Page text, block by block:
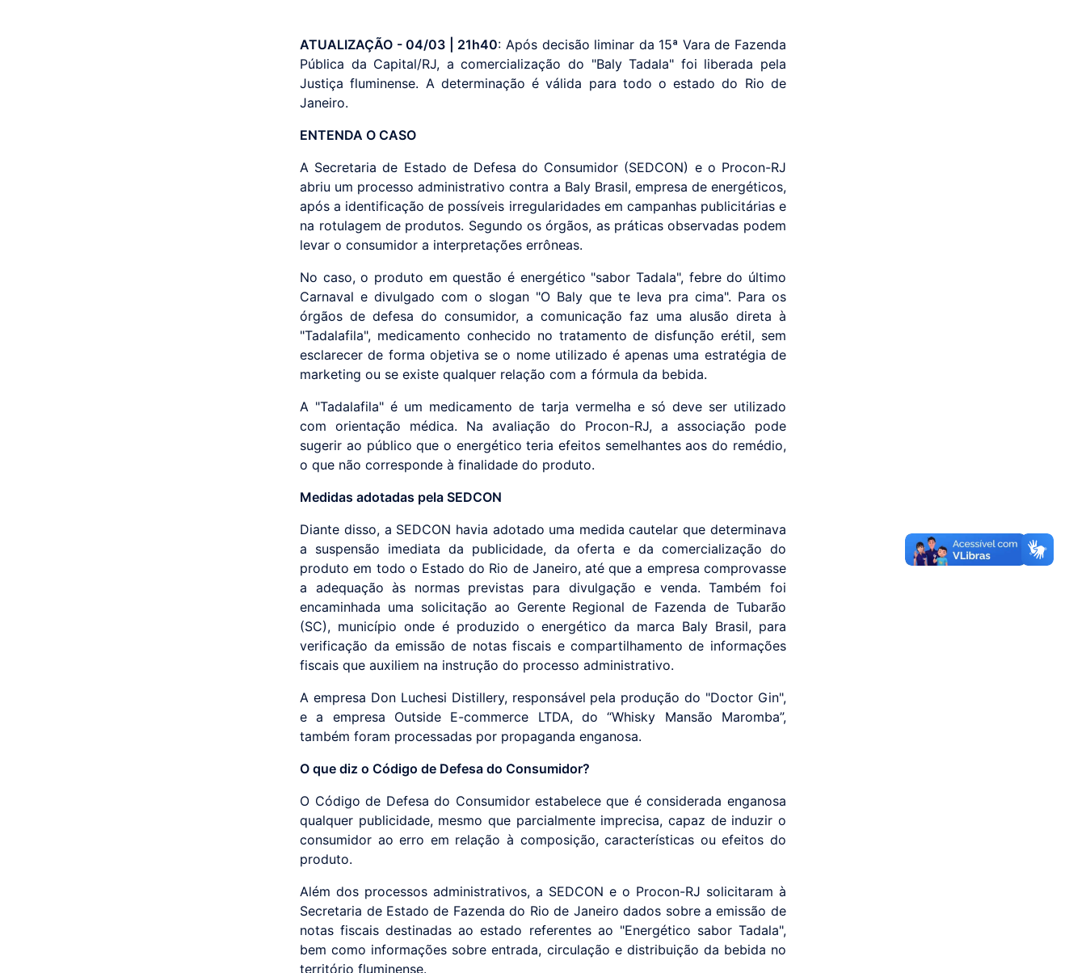
ATUALIZAÇÃO - 04/03 | 21h40: Após decisão liminar da 15ª Vara de Fazenda
Pública da Capital/RJ, a comercialização do "Baly Tadala" foi liberada pela
Justiça fluminense. A determinação é válida para todo o estado do Rio de
Janeiro.
ENTENDA O CASO
A Secretaria de Estado de Defesa do Consumidor (SEDCON) e o Procon-RJ
abriu um processo administrativo contra a Baly Brasil, empresa de energéticos,
após a identificação de possíveis irregularidades em campanhas publicitárias e
na rotulagem de produtos. Segundo os órgãos, as práticas observadas podem
levar o consumidor a interpretações errôneas.
No caso, o produto em questão é energético "sabor Tadala", febre do último
Carnaval e divulgado com o slogan "O Baly que te leva pra cima". Para os
órgãos de defesa do consumidor, a comunicação faz uma alusão direta à
"Tadalafila", medicamento conhecido no tratamento de disfunção erétil, sem
esclarecer de forma objetiva se o nome utilizado é apenas uma estratégia de
marketing ou se existe qualquer relação com a fórmula da bebida.
A "Tadalafila" é um medicamento de tarja vermelha e só deve ser utilizado
com orientação médica. Na avaliação do Procon-RJ, a associação pode
sugerir ao público que o energético teria efeitos semelhantes aos do remédio,
o que não corresponde à finalidade do produto.
Medidas adotadas pela SEDCON
Diante disso, a SEDCON havia adotado uma medida cautelar que determinava
a suspensão imediata da publicidade, da oferta e da comercialização do
produto em todo o Estado do Rio de Janeiro, até que a empresa comprovasse
a adequação às normas previstas para divulgação e venda. Também foi
encaminhada uma solicitação ao Gerente Regional de Fazenda de Tubarão
(SC), município onde é produzido o energético da marca Baly Brasil, para
verificação da emissão de notas fiscais e compartilhamento de informações
fiscais que auxiliem na instrução do processo administrativo.
A empresa Don Luchesi Distillery, responsável pela produção do "Doctor Gin",
e a empresa Outside E-commerce LTDA, do “Whisky Mansão Maromba”,
também foram processadas por propaganda enganosa.
O que diz o Código de Defesa do Consumidor?
O Código de Defesa do Consumidor estabelece que é considerada enganosa
qualquer publicidade, mesmo que parcialmente imprecisa, capaz de induzir o
consumidor ao erro em relação à composição, características ou efeitos do
produto.
Além dos processos administrativos, a SEDCON e o Procon-RJ solicitaram à
Secretaria de Estado de Fazenda do Rio de Janeiro dados sobre a emissão de
notas fiscais destinadas ao estado referentes ao "Energético sabor Tadala",
bem como informações sobre entrada, circulação e distribuição da bebida no
território fluminense.